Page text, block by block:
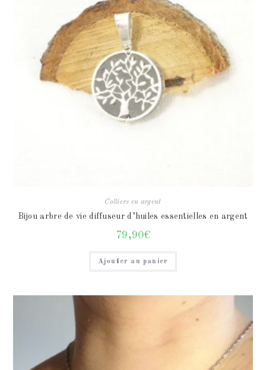
Colliers en argent
Bijou arbre de vie diffuseur d’huiles essentielles en argent
79,90€
Ajouter au panier